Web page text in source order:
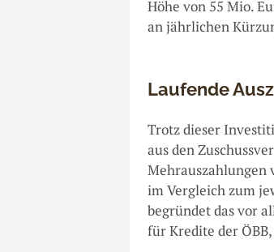
Höhe von 55 Mio.
an jährlichen
Laufende
Trotz dieser
aus den
Mehrauszahlungen
im Vergleich zum
begründet das vor
für Kredite der